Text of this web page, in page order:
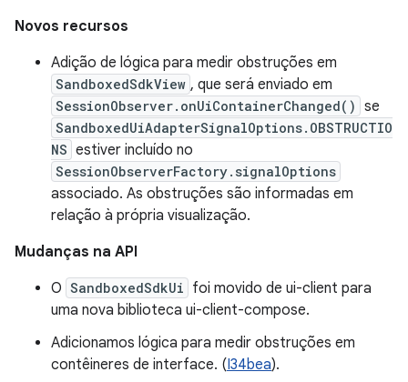
Novos recursos
Adição de lógica para medir obstruções em
SandboxedSdkView , que será enviado em
SessionObserver.onUiContainerChanged() se
SandboxedUiAdapterSignalOptions.OBSTRUCTIO
NS estiver incluído no
SessionObserverFactory.signalOptions
associado. As obstruções são informadas em
relação à própria visualização.
Mudanças na API
O SandboxedSdkUi foi movido de ui-client para
uma nova biblioteca ui-client-compose.
Adicionamos lógica para medir obstruções em
contêineres de interface. (I34bea).